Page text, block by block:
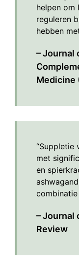
helpen om
reguleren
hebben
– Journal
Medicine
“Suppletie
met
en
– Journal
Review